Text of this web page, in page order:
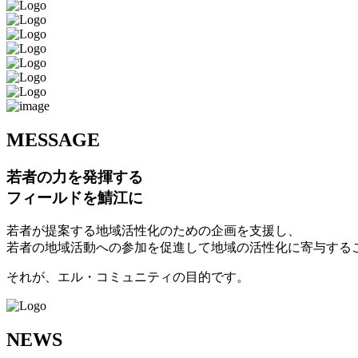
MESSAGE
若者の力を発揮する
フィールドを鯖江に
若者が提案する地域活性化のための企画を支援し、
若者の地域活動への参加を促進して地域の活性化に寄与する
それが、エル・コミュニティの目的です。
NEWS